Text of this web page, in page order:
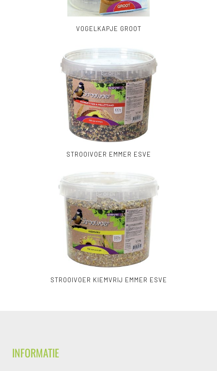
VOGELKAPJE GROOT
STROOIVOER EMMER ESVE
STROOIVOER KIEMVRIJ EMMER ESVE
INFORMATIE